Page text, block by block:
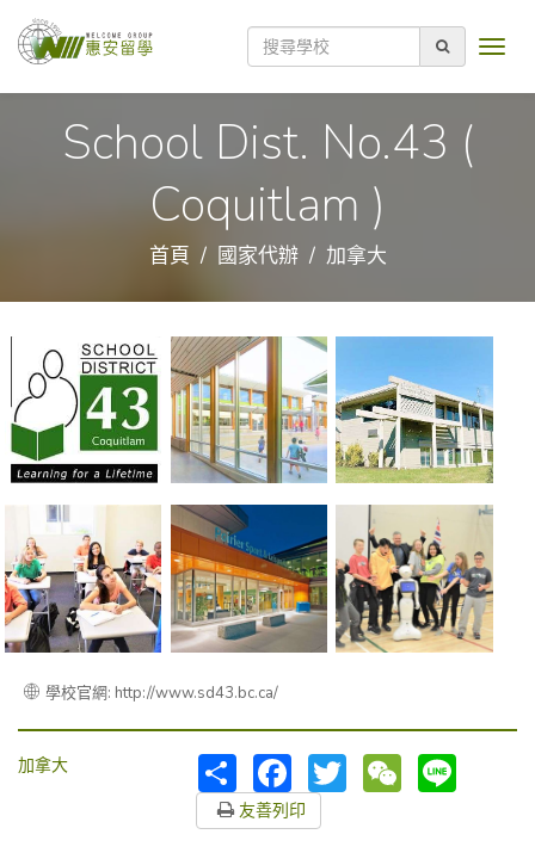
School Dist. No.43 (
Coquitlam )
首頁 國家代辦 加拿大
學校官網: http://www.sd43.bc.ca/
加拿大
分
FacebookTwitter WeChat
友善列印